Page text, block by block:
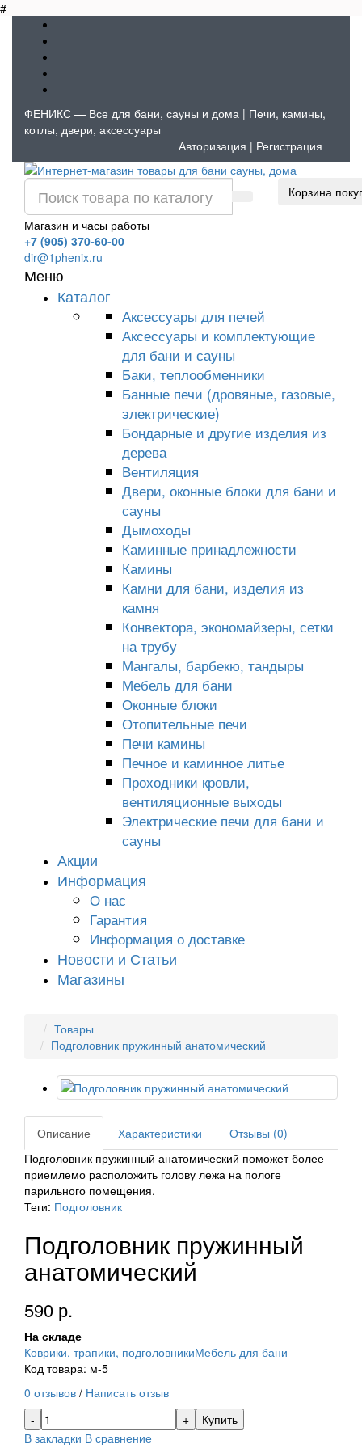
#
ФЕНИКС — Все для бани, сауны и дома | Печи, камины,
котлы, двери, аксессуары
Авторизация | Регистрация
Магазин и часы работы
+7 (905) 370-60-00
dir@1phenix.ru
Корзина
Меню
Каталог
Аксессуары для печей
Аксессуары и комплектующие
для бани и сауны
Баки, теплообменники
Банные печи (дровяные, газовые,
электрические)
Бондарные и другие изделия из
дерева
Вентиляция
Двери, оконные блоки для бани и
сауны
Дымоходы
Каминные принадлежности
Камины
Камни для бани, изделия из
камня
Конвектора, экономайзеры, сетки
на трубу
Мангалы, барбекю, тандыры
Мебель для бани
Оконные блоки
Отопительные печи
Печи камины
Печное и каминное литье
Проходники кровли,
вeнтиляционные выходы
Электрические печи для бани и
сауны
Акции
Информация
О нас
Гарантия
Информация о доставке
Новости и Статьи
Магазины
Товары
Подголовник пружинный анатомический
Описание Характеристики
Отзывы (0)
Подголовник пружинный анатомический поможет более
приемлемо расположить голову лежа на пологе
парильного помещения.
Теги: Подголовник
Подголовник пружинный
анатомический
590 р.
На складе
Коврики, трапики, подголовникиМебель для бани
Код товара: м-5
0 отзывов / Написать отзыв
Купить
В закладки В сравнение